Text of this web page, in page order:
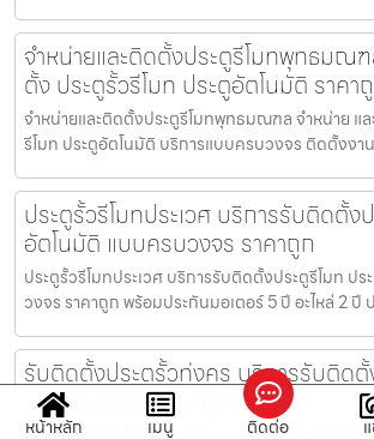
จำหน่ายและติดตั้งประตูรีโมทพุทธมณ
ตั้ง ประตูรั้วรีโมท ประตูอัตโนมัติ ราคา
จำหน่ายและติดตั้งประตูรีโมทพุทธมณฑล จำหน่าย แ
รีโมท ประตูอัตโนมัติ บริการแบบครบวงจร ติดตั้งง
ประตูรั้วรีโมทประเวศ บริการรับติดตั้ง
อัตโนมัติ แบบครบวงจร ราคาถูก
ประตูรั้วรีโมทประเวศ บริการรับติดตั้งประตูรีโมท ป
วงจร ราคาถูก พร้อมประกันมอเตอร์ 5 ปี อะไหล่ 2 ปี
รับติดตั้งประตูรั้วทุ่งครุ บริการรับติดตั้
ประตูอัตโนมัติ ราคาถูก
หน้าหลัก เมนู ติดต่อ